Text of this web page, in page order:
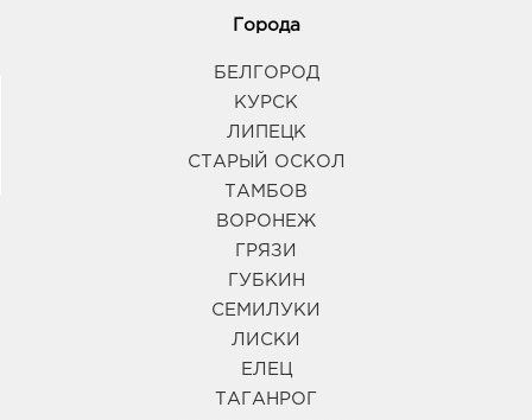
Города
БЕЛГОРОД
КУРСК
ЛИПЕЦК
СТАРЫЙ ОСКОЛ
ТАМБОВ
ВОРОНЕЖ
ГРЯЗИ
ГУБКИН
СЕМИЛУКИ
ЛИСКИ
ЕЛЕЦ
ТАГАНРОГ